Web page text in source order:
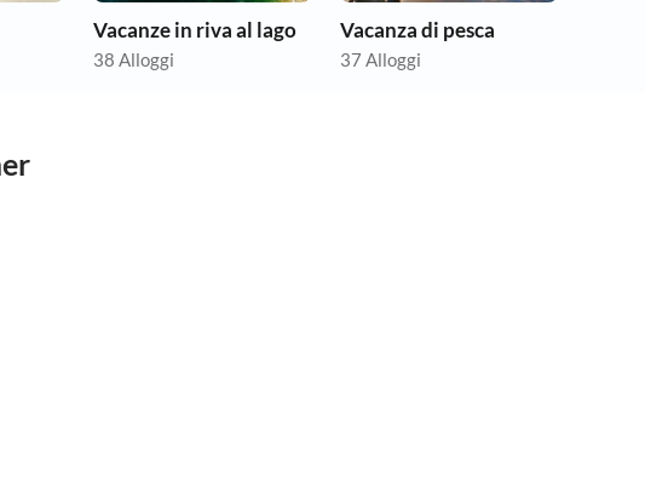
Vacanze in riva al lago
38 Alloggi
Vacanza di pesca
37 Alloggi